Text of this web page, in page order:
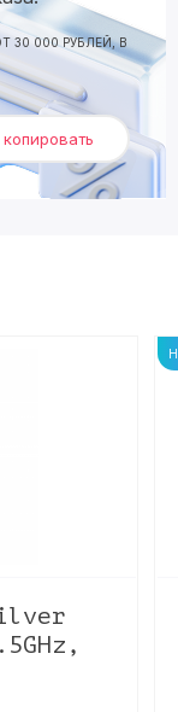
30 000 РУБЛЕЙ, В
копировать